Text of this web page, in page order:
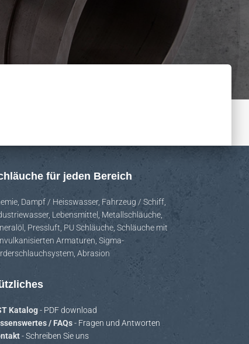
für jeden Bereich
Dampf / Heisswasser, Fahrzeug / Schiff
, Lebensmittel Metallschläuche
Pressluft PU Schläuche Schläuche mit
Armaturen Sigma-
Abrasion
Katalog- PDF download
/ FAQs- Fragen und Antworten
- Schreiben Sie uns